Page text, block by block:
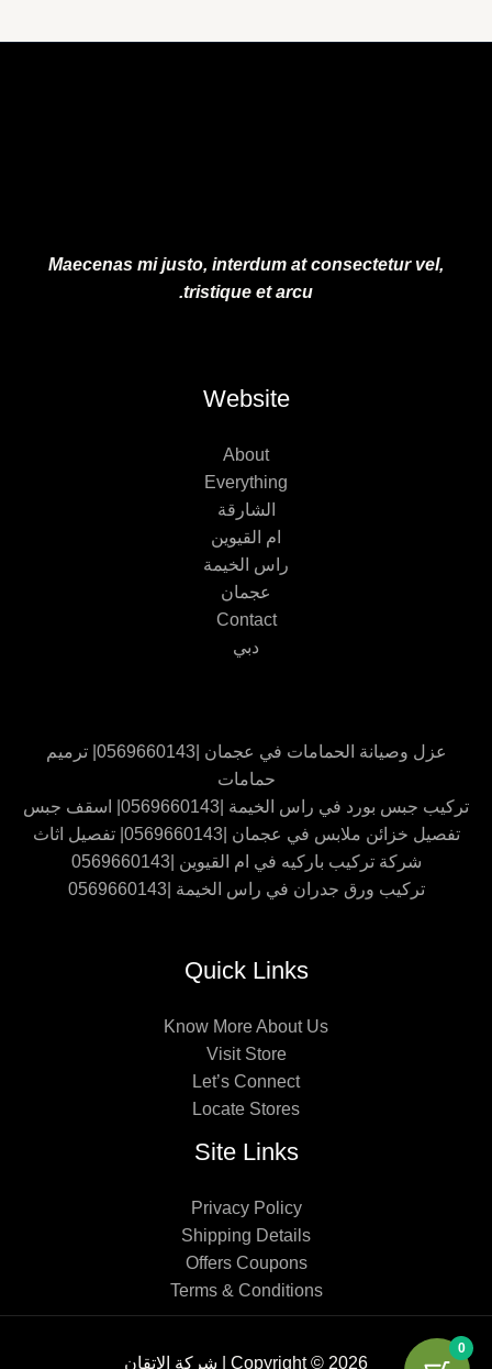
Maecenas mi justo, interdum at consectetur vel,
tristique et arcu.
Website
About
Everything
الشارقة
ام القيوين
راس الخيمة
عجمان
Contact
دبي
عزل وصيانة الحمامات في عجمان |0569660143| ترميم
حمامات
تركيب جبس بورد في راس الخيمة |0569660143| اسقف جبس
تفصيل خزائن ملابس في عجمان |0569660143| تفصيل اثاث
شركة تركيب باركيه في ام القيوين |0569660143
تركيب ورق جدران في راس الخيمة |0569660143
Quick Links
Know More About Us
Visit Store
Let’s Connect
Locate Stores
Site Links
Privacy Policy
Shipping Details
Offers Coupons
Terms & Conditions
Copyright © 2026 | شركة الإتقان
0